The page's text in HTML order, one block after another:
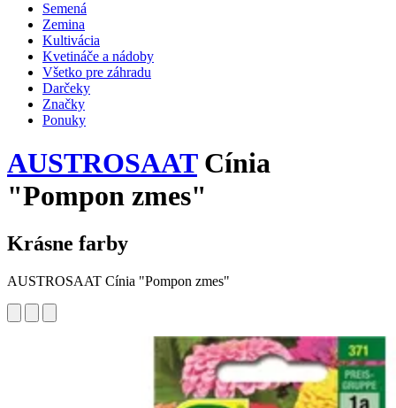
Semená
Zemina
Kultivácia
Kvetináče a nádoby
Všetko pre záhradu
Darčeky
Značky
Ponuky
AUSTROSAATCínia
"Pompon zmes"
Krásne farby
AUSTROSAAT Cínia "Pompon zmes"